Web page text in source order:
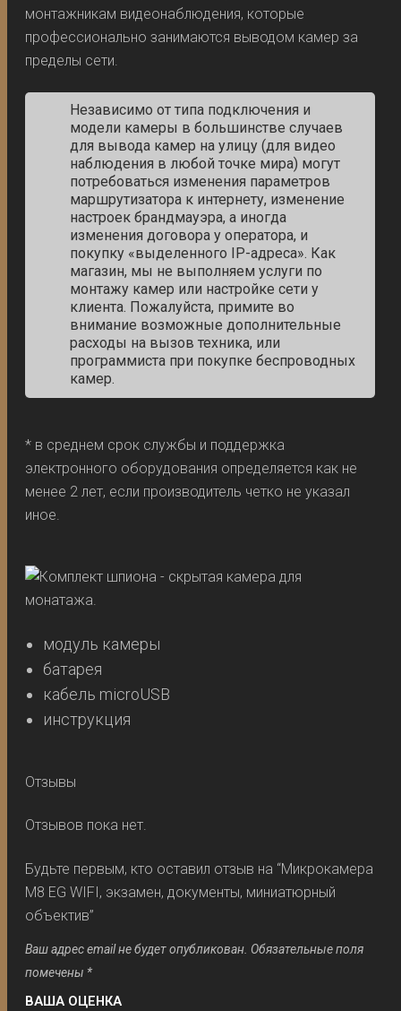
монтажникам видеонаблюдения, которые
профессионально занимаются выводом камер за
пределы сети.
Независимо от типа подключения и
модели камеры в большинстве случаев
для вывода камер на улицу (для видео
наблюдения в любой точке мира) могут
потребоваться изменения параметров
маршрутизатора к интернету, изменение
настроек брандмауэра, а иногда
изменения договора у оператора, и
покупку «выделенного IP-адреса». Как
магазин, мы не выполняем услуги по
монтажу камер или настройке сети у
клиента. Пожалуйста, примите во
внимание возможные дополнительные
расходы на вызов техника, или
программиста при покупке беспроводных
камер.
* в среднем срок службы и поддержка
электронного оборудования определяется как не
менее 2 лет, если производитель четко не указал
иное.
модуль камеры
батарея
кабель microUSB
инструкция
Отзывы
Отзывов пока нет.
Будьте первым, кто оставил отзыв на “Микрокамера
M8 EG WIFI, экзамен, документы, миниатюрный
объектив”
Ваш адрес email не будет опубликован. Обязательные поля
помечены *
ВАША ОЦЕНКА